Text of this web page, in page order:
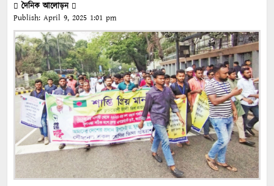
দৈনিক আলোড়ন
Publish: April 9, 2025 1:01 pm